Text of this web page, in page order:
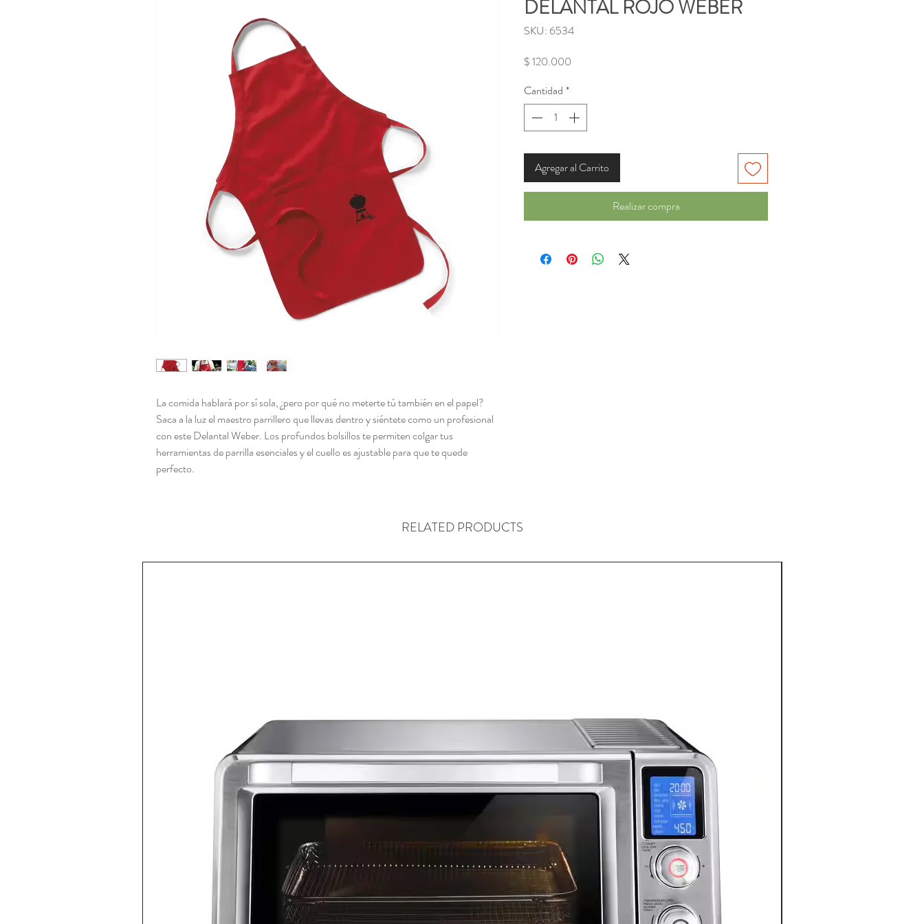
La comida hablará por sí sola, ¿pero por qué no meterte tú también en el papel?
Saca a la luz el maestro parrillero que llevas dentro y siéntete como un profesional
con este Delantal Weber. Los profundos bolsillos te permiten colgar tus
herramientas de parrilla esenciales y el cuello es ajustable para que te quede
perfecto.
DELANTAL ROJO WEBER
SKU: 6534
$ 120.000
Cantidad *
Agregar al Carrito
Realizar compra
RELATED PRODUCTS